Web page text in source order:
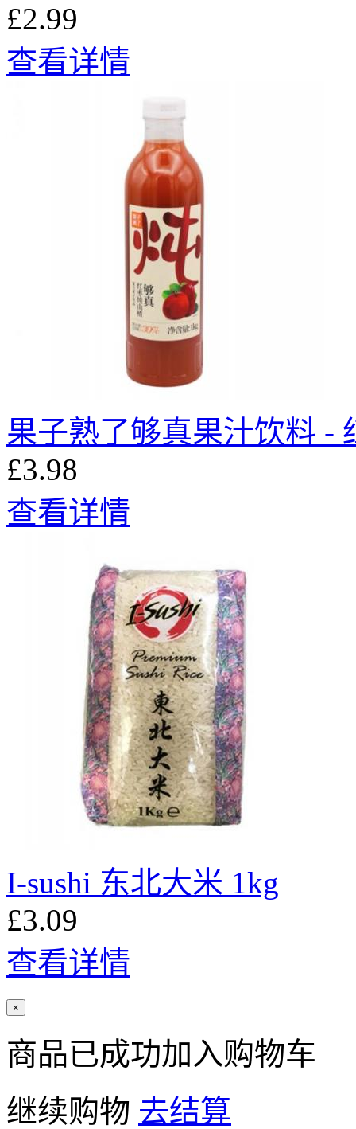
£2.99
查看详情
果子熟了够真果汁饮料 -
£3.98
查看详情
I-sushi 东北大米 1kg
£3.09
查看详情
×
商品已成功加入购物车
继续购物 去结算